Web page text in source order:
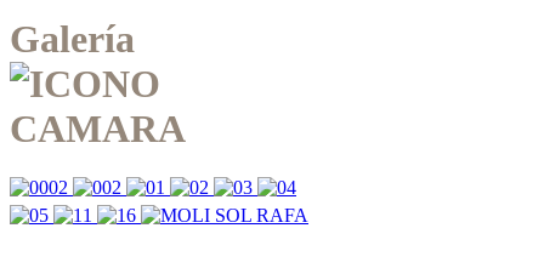
Galería